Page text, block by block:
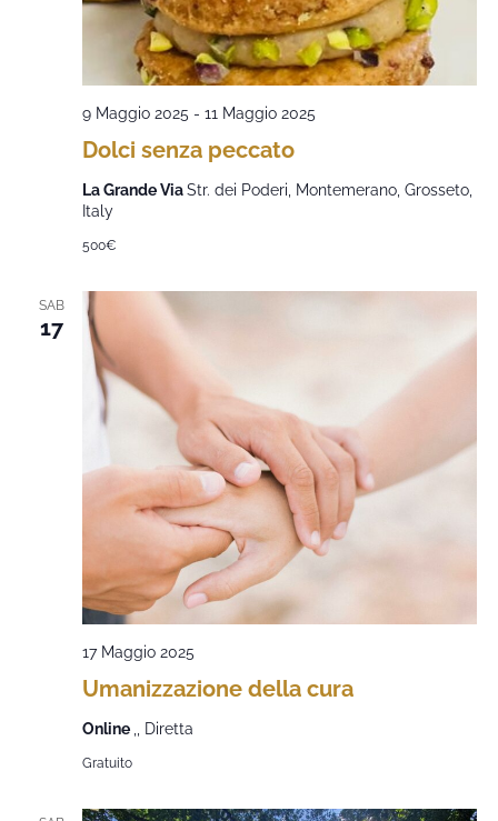
Dolci senza peccato
9 Maggio 2025 - 11 Maggio 2025
La Grande ViaStr. dei Poderi, Montemerano, Grosseto,
Italy
500€
SAB
17
Umanizzazione della cura
17 Maggio 2025
Online ,, Diretta
Gratuito